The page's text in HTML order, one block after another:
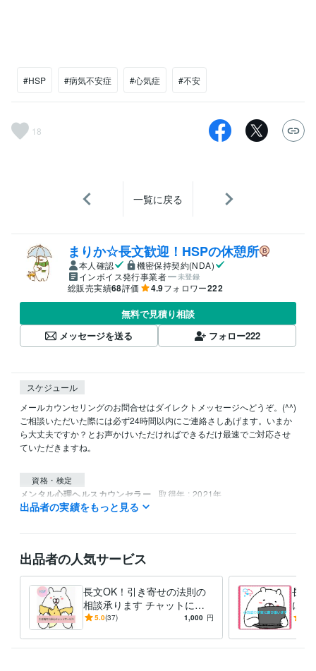
#HSP #病気不安症 #心気症 #不安
18
一覧に戻る
まりか☆長文歓迎！HSPの休憩所
本人確認
機密保持契約(NDA)
インボイス発行事業者
未登録
総販売実績68評価 4.9フォロワー222
無料で見積り相談
メッセージを送る
フォロー222
スケジュール
メールカウンセリングのお問合せはダイレクトメッセージへどうぞ。(^^)
ご相談いただいた際には必ず24時間以内にご連絡さしあげます。いまか
ら大丈夫ですか？とお声かけいただければできるだけ最速でご対応させ
ていただきますね。
資格・検定
メンタル心理ヘルスカウンセラー 取得年 : 2021年
快眠セラピスト 取得年 : 2021年
得意分野
理想の恋人を引き寄せるサポートをします
悩み相談・カウンセリング
あがり症、人見知りの悩みサポートしま
す。
出品者の実績をもっと見る
出品者の人気サービス
長文OK！引き寄せの法則の
相談承ります チャットにて1
日間1往復のプランです
5.0(37) 1,000 円
長文
に寄
心気